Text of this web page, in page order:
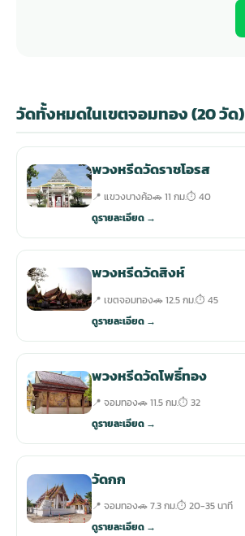
วัดทั้งหมดในเขตจอมทอง (20 วัด)
พวงหรีดวัดราชโอรส
📍 แขวงบางค้อ🚗 11 กม.⏱ 40
ดูรายละเอียด →
พวงหรีดวัดสิงห์
📍 เขตจอมทอง🚗 12.5 กม.⏱ 45
ดูรายละเอียด →
พวงหรีดวัดโพธิ์ทอง
📍 จอมทอง🚗 11.5 กม.⏱ 32
ดูรายละเอียด →
วัดกก
📍 จอมทอง🚗 7.3 กม.⏱ 20-35 นาที
ดูรายละเอียด →